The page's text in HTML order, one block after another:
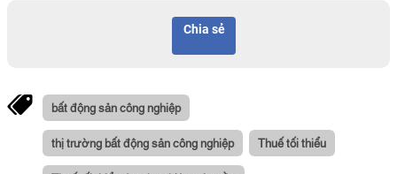
Chia sẻ
bất động sản công nghiệp
thị trường bất động sản công nghiệp Thuế tối thiểu